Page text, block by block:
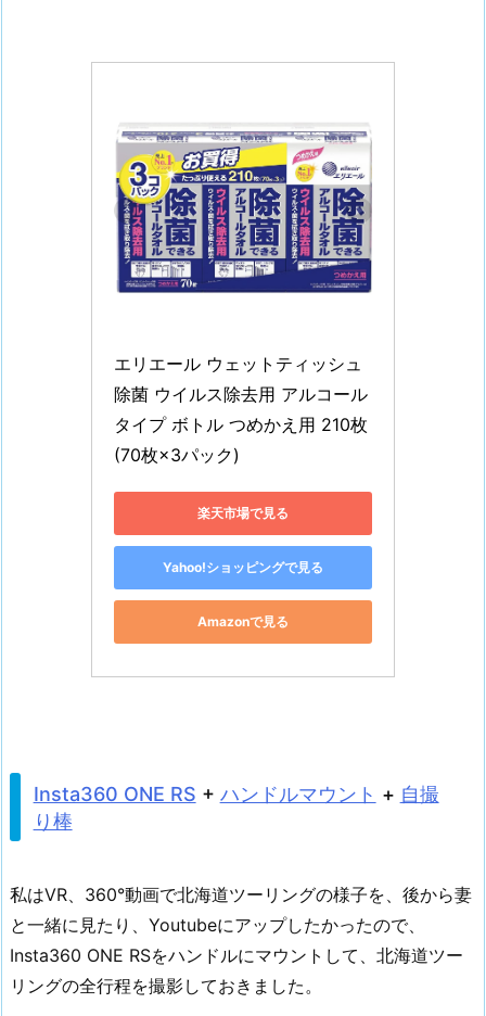
エリエール ウェットティッシュ
除菌 ウイルス除去用 アルコール
タイプ ボトル つめかえ用 210枚
(70枚×3パック)
楽天市場で見る
Yahoo!ショッピングで見る
Amazonで見る
Insta360 ONE RS + ハンドルマウント + 自撮
り棒
私はVR、360°動画で北海道ツーリングの様子を、後から妻
と一緒に見たり、Youtubeにアップしたかったので、
Insta360 ONE RSをハンドルにマウントして、北海道ツー
リングの全行程を撮影しておきました。